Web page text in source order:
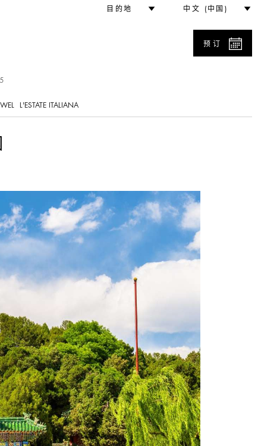
目的地 中文 (中国)
预订
L'ESTATE ITALIANA